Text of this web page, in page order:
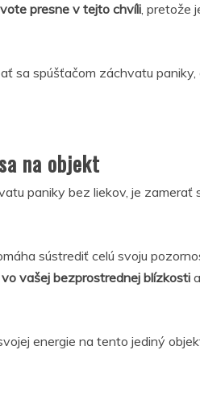
presne v tejto chvíli, pretože
sa spúšťačom záchvatu paniky,
na objekt
paniky bez liekov, je
sústrediť celú svoju
vašej bezprostrednej blízkosti
energie na tento jediný